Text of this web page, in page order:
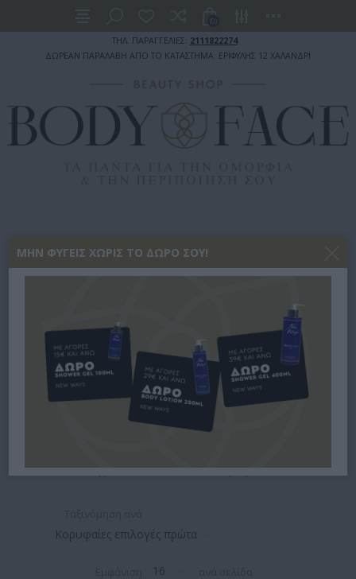
ΤΗΛ. ΠΑΡΑΓΓΕΛΙΕΣ: 2111822274
ΔΩΡΕΑΝ ΠΑΡΑΛΑΒΗ ΑΠΟ ΤΟ ΚΑΤΑΣΤΗΜΑ: ΕΡΙΦΥΛΗΣ 12 ΧΑΛΑΝΔΡΙ
ΑΡΧΙΚΉ ΣΕΛΊΔΑ ΜΑΛΛΙΑ ΣΑΜΠΟΥΑΝ BAMMENA
Τα σαμπουάν για βαμμένα μαλλιά είναι ειδικά σχεδιασμένα
για τις ανάγκες των μαλλιών που έχουν υποστεί βαφή. Στο
Bodyface.grθα βρείτε προϊόντα που συμβάλλουν στην
περιποίηση των βαμμένων μαλλιών και στη διατήρηση της
φροντίδα και απαλό καθαρισμό.
ΜΗΝ ΦΎΓΕΙΣ ΧΩΡΊΣ ΤΟ ΔΏΡΟ ΣΟΥ!